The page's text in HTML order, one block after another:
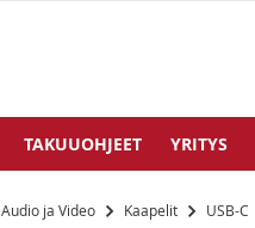
TAKUUOHJEET YRITYS
Audio ja Video Kaapelit USB-C